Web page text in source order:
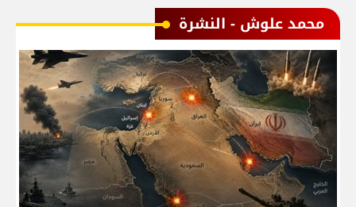
محمد علوش - النشرة